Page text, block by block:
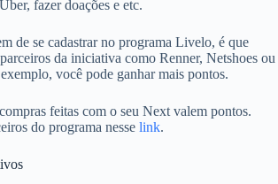
fazer doações e etc.
de se cadastrar no programa Livelo, é que
da iniciativa como Renner, Netshoes ou
você pode ganhar mais pontos.
feitas com o seu Next valem pontos.
do programa nesse link.